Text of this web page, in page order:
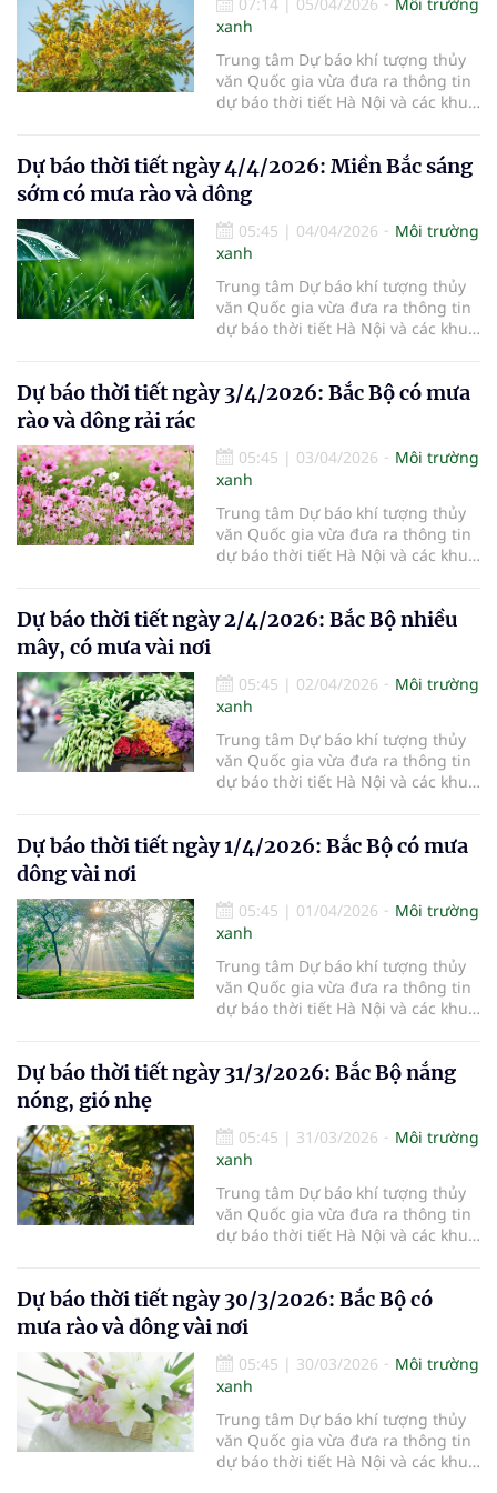
xanh
Trung tâm Dự báo khí tượng thủy
văn Quốc gia vừa đưa ra thông tin
dự báo thời tiết Hà Nội và các khu
Dự báo thời tiết ngày 4/4/2026: Miền Bắc sáng
sớm có mưa rào và dông
05:45 | 04/04/2026
Môi trường
xanh
Trung tâm Dự báo khí tượng thủy
văn Quốc gia vừa đưa ra thông tin
dự báo thời tiết Hà Nội và các khu
Dự báo thời tiết ngày 3/4/2026: Bắc Bộ có mưa
rào và dông rải rác
05:45 | 03/04/2026
Môi trường
xanh
Trung tâm Dự báo khí tượng thủy
văn Quốc gia vừa đưa ra thông tin
dự báo thời tiết Hà Nội và các khu
Dự báo thời tiết ngày 2/4/2026: Bắc Bộ nhiều
mây, có mưa vài nơi
05:45 | 02/04/2026
Môi trường
xanh
Trung tâm Dự báo khí tượng thủy
văn Quốc gia vừa đưa ra thông tin
dự báo thời tiết Hà Nội và các khu
Dự báo thời tiết ngày 1/4/2026: Bắc Bộ có mưa
dông vài nơi
05:45 | 01/04/2026
Môi trường
xanh
Trung tâm Dự báo khí tượng thủy
văn Quốc gia vừa đưa ra thông tin
dự báo thời tiết Hà Nội và các khu
Dự báo thời tiết ngày 31/3/2026: Bắc Bộ nắng
nóng, gió nhẹ
05:45 | 31/03/2026
Môi trường
xanh
Trung tâm Dự báo khí tượng thủy
văn Quốc gia vừa đưa ra thông tin
dự báo thời tiết Hà Nội và các khu
Dự báo thời tiết ngày 30/3/2026: Bắc Bộ có
mưa rào và dông vài nơi
05:45 | 30/03/2026
Môi trường
xanh
Trung tâm Dự báo khí tượng thủy
văn Quốc gia vừa đưa ra thông tin
dự báo thời tiết Hà Nội và các khu